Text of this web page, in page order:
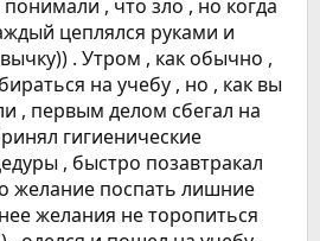
, что зло , но когда
цеплялся руками и
. Утром , как обычно ,
на учебу , но , как вы
, первым делом сбегал на
гигиенические
, быстро позавтракал
желание поспать лишние
желания не торопиться